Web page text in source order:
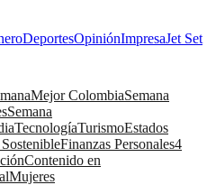
DeportesOpiniónImpresaJet Set
Mejor ColombiaSemana
Semana
TecnologíaTurismoEstados
Finanzas Personales4
Contenido en
Mujeres